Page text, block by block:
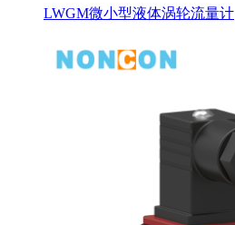
LWGM微小型液体涡轮流量计